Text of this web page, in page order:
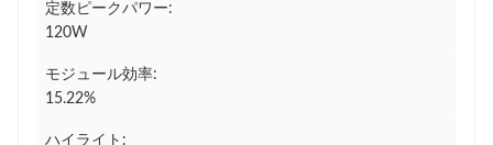
定数ピークパワー:
120W
モジュール効率:
15.22%
ハイライト: